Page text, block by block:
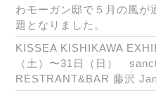
わモーガン邸で５月の風が
題となりました。
KISSEA KISHIKAWA
（土）〜31日（日）
RESTRANT&BAR 藤沢